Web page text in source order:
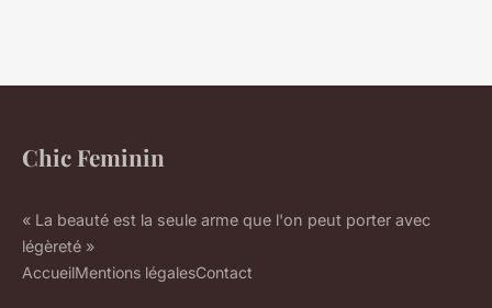
Chic Feminin
« La beauté est la seule arme que l'on peut porter avec
légèreté »
AccueilMentions légalesContact